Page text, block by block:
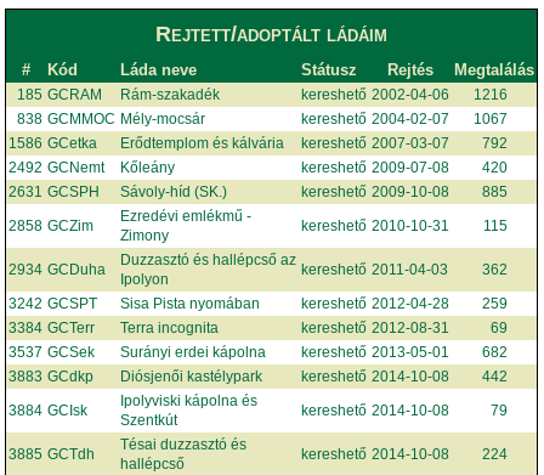
Rejtett/adoptált ládáim
# Kód Láda neve Státusz Rejtés Megtalálás
185 GCRAM Rám-szakadék kereshető 2002-04-06
1216
838 GCMMOC Mély-mocsár kereshető 2004-02-07
1067
1586 GCetka Erődtemplom és kálvária kereshető 2007-03-07
792
2492 GCNemt Kőleány kereshető 2009-07-08
420
2631 GCSPH Sávoly-híd (SK.) kereshető 2009-10-08
885
2858 GCZim
Ezredévi emlékmű -
Zimony
kereshető 2010-10-31 115
2934 GCDuha
Duzzasztó és hallépcső az
Ipolyon
kereshető 2011-04-03
362
3242 GCSPT Sisa Pista nyomában kereshető 2012-04-28
259
3384 GCTerr Terra incognita kereshető 2012-08-31
69
3537 GCSek Surányi erdei kápolna kereshető 2013-05-01
682
3883 GCdkp Diósjenői kastélypark kereshető 2014-10-08
442
3884 GCIsk
Ipolyviski kápolna és
Szentkút
kereshető 2014-10-08 79
3885 GCTdh
Tésai duzzasztó és
hallépcső
kereshető 2014-10-08 224